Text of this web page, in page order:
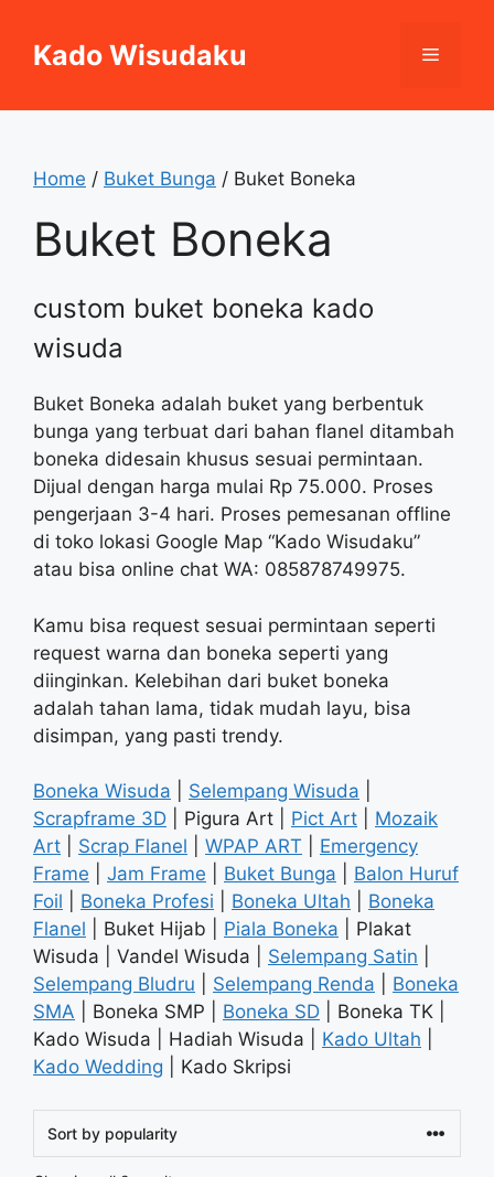
contentKado Wisudaku Menu
Home / Buket Bunga / Buket Boneka
Buket Boneka
custom buket boneka kado
wisuda
Buket Boneka adalah buket yang berbentuk
bunga yang terbuat dari bahan flanel ditambah
boneka didesain khusus sesuai permintaan.
Dijual dengan harga mulai Rp 75.000. Proses
pengerjaan 3-4 hari. Proses pemesanan offline
di toko lokasi Google Map “Kado Wisudaku”
atau bisa online chat WA: 085878749975.
Kamu bisa request sesuai permintaan seperti
request warna dan boneka seperti yang
diinginkan. Kelebihan dari buket boneka
adalah tahan lama, tidak mudah layu, bisa
disimpan, yang pasti trendy.
Boneka Wisuda Selempang Wisuda
Scrapframe 3D | Pigura Art | Pict Art
Mozaik
Art
Scrap Flanel WPAP ART
Emergency
Frame
Jam Frame Buket Bunga
Balon Huruf
Foil
Boneka Profesi Boneka Ultah
Boneka
Flanel | Buket Hijab | Piala Boneka | Plakat
Wisuda | Vandel Wisuda | Selempang Satin
Selempang Bludru
Selempang Renda
Boneka
SMA | Boneka SMP | Boneka SD | Boneka TK |
Kado Wisuda | Hadiah Wisuda | Kado Ultah
Kado Wedding | Kado Skripsi